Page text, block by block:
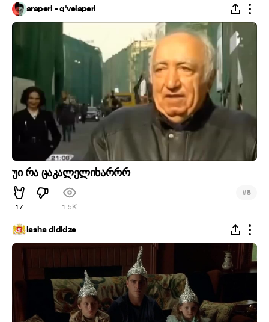
araperi - q'velaperi
უი რა ცაკალელიხარრრ
17 1.5K
#8
lasha dididze